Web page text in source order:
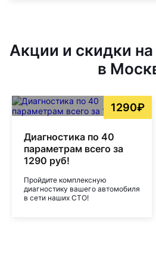
Акции и скидки
в
1290₽
Диагностика по 40
параметрам всего за
1290 руб!
Пройдите комплексную
диагностику вашего автомобиля
в сети наших СТО!